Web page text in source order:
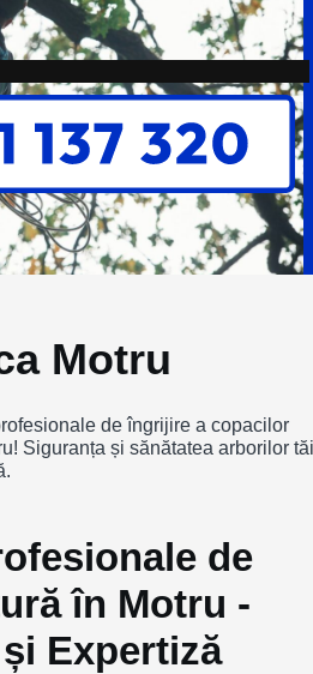
Motru
de îngrijire a copacilor
Siguranța și sănătatea arborilor tăi
de
în Motru -
Expertiză